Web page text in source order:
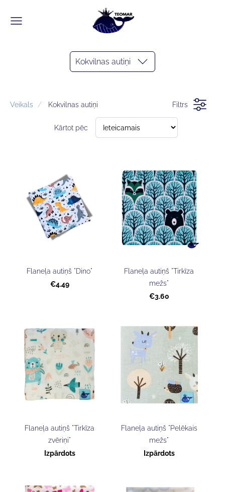
Kokvilnas autiņi
Veikals Kokvilnas autiņi Filtrs
Kārtot pēc
Flaneļa autiņš "Dino"
€4.49
Flaneļa autiņš "Tirkīza
mežs"
€3.60
Flaneļa autiņš "Tirkīza
zvēriņi"
Izpārdots
Flaneļa autiņš "Pelēkais
mežs"
Izpārdots